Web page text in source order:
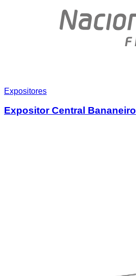
Expositores
Expositor Central Bananeiro